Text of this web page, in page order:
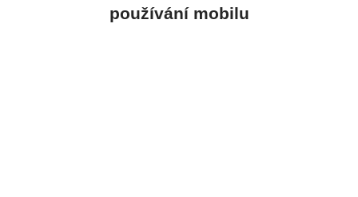
používání mobilu